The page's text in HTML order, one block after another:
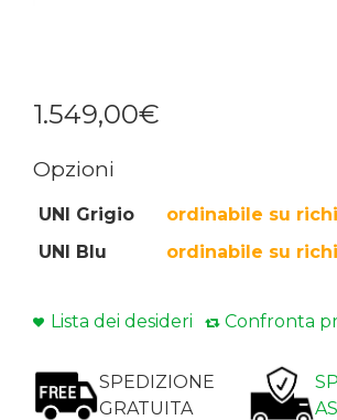
1.549,00€
Opzioni
UNI Grigio
ordinabile su
UNI Blu
ordinabile su
Lista dei desideri Confronta
SPEDIZIONE
GRATUITA